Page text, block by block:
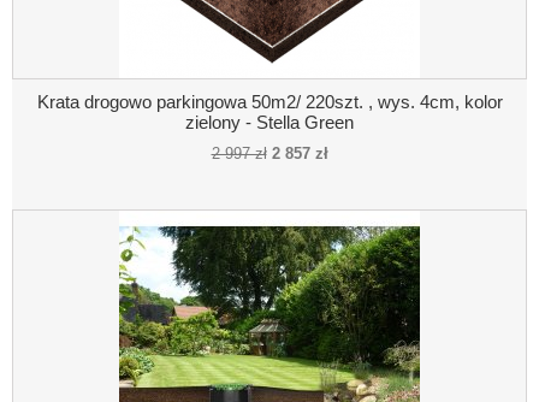
Krata drogowo parkingowa 50m2/ 220szt. , wys. 4cm, kolor
zielony - Stella Green
2 997 zł 2 857 zł